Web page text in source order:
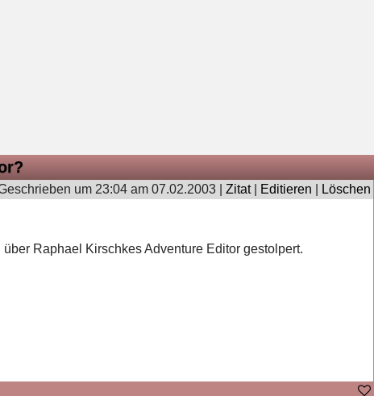
um 23:04 am 07.02.2003 | Zitat| Editieren
Löschen
Raphael Kirschkes Adventure Editor gestolpert.